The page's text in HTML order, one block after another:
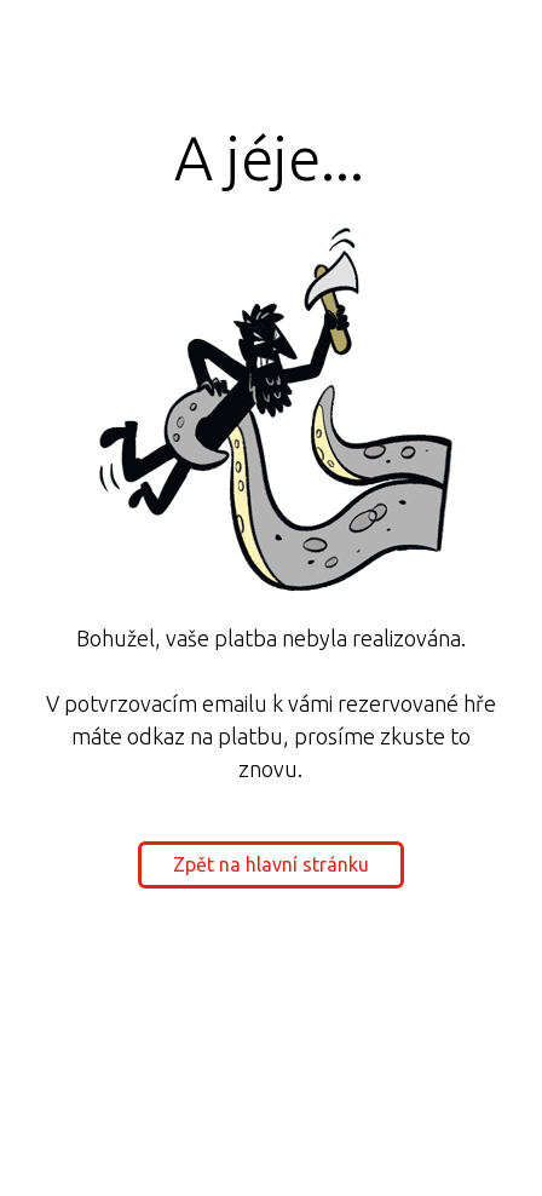
A jéje...
Bohužel, vaše platba nebyla realizována.
V potvrzovacím emailu k vámi rezervované hře
máte odkaz na platbu, prosíme zkuste to
znovu.
Zpět na hlavní stránku